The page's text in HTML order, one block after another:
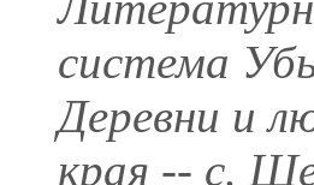
система
Деревни и
края -- с.